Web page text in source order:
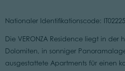
Nationaler Identifikationscode:
Die VERONZA Residence liegt in der
Dolomiten, in sonniger
ausgestattete Apartments für einen